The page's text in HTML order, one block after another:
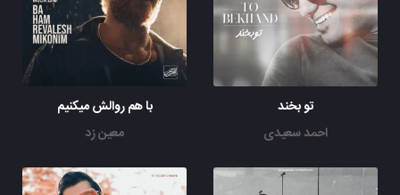
تو بخند
احمد سعیدی
با هم روالش میکنیم
معین زد